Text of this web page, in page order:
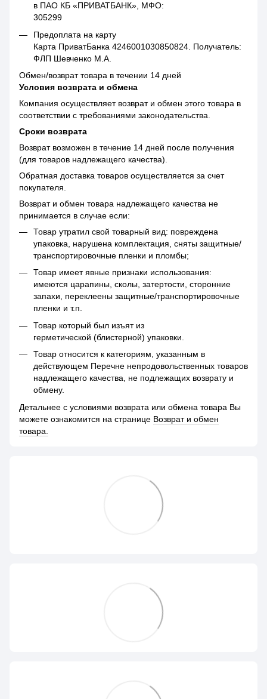
в ПАО КБ «ПРИВАТБАНК», МФО:
305299
Предоплата на карту
Карта ПриватБанка 4246001030850824. Получатель:
ФЛП Шевченко М.А.
Обмен/возврат товара в течении 14 дней
Условия возврата и обмена
Компания осуществляет возврат и обмен этого товара в
соответствии с требованиями законодательства.
Сроки возврата
Возврат возможен в течение 14 дней после получения
(для товаров надлежащего качества).
Обратная доставка товаров осуществляется за счет
покупателя.
Возврат и обмен товара надлежащего качества не
принимается в случае если:
Товар утратил свой товарный вид: повреждена
упаковка, нарушена комплектация, сняты защитные/
транспортировочные пленки и пломбы;
Товар имеет явные признаки использования:
имеются царапины, сколы, затертости, сторонние
запахи, переклеены защитные/транспортировочные
пленки и т.п.
Товар который был изъят из
герметической (блистерной) упаковки.
Товар относится к категориям, указанным в
действующем Перечне непродовольственных товаров
надлежащего качества, не подлежащих возврату и
обмену.
Детальнее с условиями возврата или обмена товара Вы
можете ознакомится на странице Возврат и обмен
товара.